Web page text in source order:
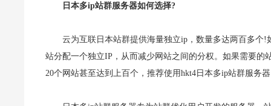
日本多ip站群服务器如何选择?
云为互联日本站群提供海量独立ip，数量多达两百多个
站分配一个独立IP，从而减少网站之间的分权。如果需要
20个网站甚至达到上百个，推荐使用hkt4日本多ip站群服务